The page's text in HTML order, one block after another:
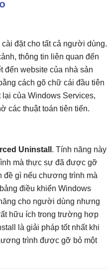
đặt cho tất cả người dùng.
thông tin liên quan đến
đến website của nhà sản
cách gõ chữ cái đầu tiên
của Windows Services,
các thuật toán tiên tiến.
Uninstall . Tính năng này
mà thực sự đã được gỡ
đề gì nếu chương trình mà
điều khiển Windows
cho người dùng nhưng
hữu ích trong trường hợp
là giải pháp tốt nhất khi
trình được gỡ bỏ một